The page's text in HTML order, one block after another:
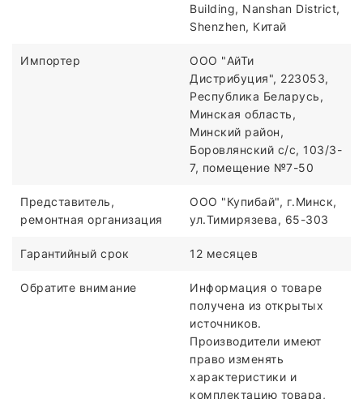
Building, Nanshan District,
Shenzhen, Китай
Импортер
ООО "АйТи
Дистрибуция", 223053,
Республика Беларусь,
Минская область,
Минский район,
Боровлянский с/с, 103/3-
7, помещение №7-50
Представитель,
ремонтная организация
ООО "Купибай", г.Минск,
ул.Тимирязева, 65-303
Гарантийный срок 12 месяцев
Обратите внимание
Информация о товаре
получена из открытых
источников.
Производители имеют
право изменять
характеристики и
комплектацию товара,